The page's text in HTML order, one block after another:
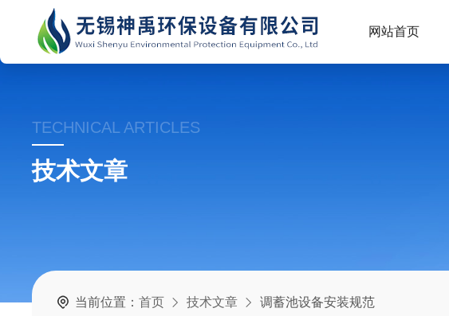
网站首页
TECHNICAL ARTICLES
技术文章
当前位置：首页 技术文章 调蓄池设备安装规范